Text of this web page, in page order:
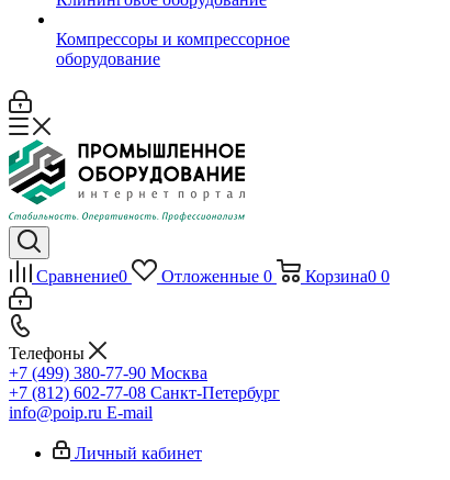
Компрессоры и компрессорное
оборудование
Сравнение0 Отложенные 0 Корзина0 0
Телефоны
+7 (499) 380-77-90 Москва
+7 (812) 602-77-08 Санкт-Петербург
info@poip.ru E-mail
Личный кабинет